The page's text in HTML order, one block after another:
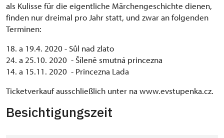
als Kulisse für die eigentliche Märchengeschichte dienen,
finden nur dreimal pro Jahr statt, und zwar an folgenden
Terminen:
18. a 19.4. 2020 - Sůl nad zlato
24. a 25.10. 2020 - Šíleně smutná princezna
14. a 15.11. 2020 - Princezna Lada
Ticketverkauf ausschließlich unter na www.evstupenka.cz.
Besichtigungszeit